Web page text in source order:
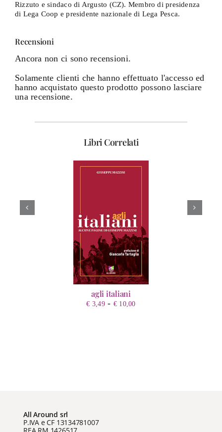
Rizzuto e sindaco di Argusto (CZ). Membro di presidenza
di Lega Coop e presidente nazionale di Lega Pesca.
Recensioni
Ancora non ci sono recensioni.
Solamente clienti che hanno effettuato l'accesso ed
hanno acquistato questo prodotto possono lasciare
una recensione.
Libri Correlati
agli italiani
€ 3,49 - € 10,00Fascia
All Around srl
P.IVA e CF 13134781007